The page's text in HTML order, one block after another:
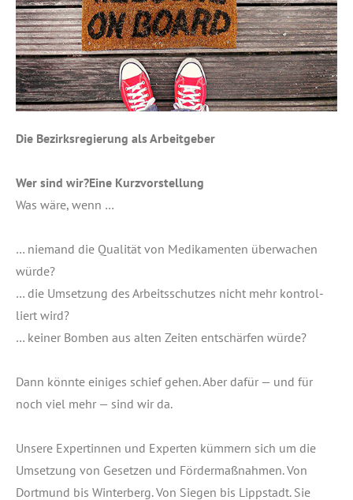
Die Bezirks­re­gie­rung als Arbeitgeber
Wer sind wir?Eine Kurz­vor­stel­lung
Was wäre, wenn …
… nie­mand die Qua­li­tät von Medi­ka­men­ten über­wa­chen
wür­de?
… die Umset­zung des Arbeits­schut­zes nicht mehr kon­trol­
liert wird?
… kei­ner Bom­ben aus alten Zei­ten ent­schär­fen würde?
Dann könn­te eini­ges schief gehen. Aber dafür — und für
noch viel mehr — sind wir da.
Unse­re Exper­tin­nen und Exper­ten küm­mern sich um die
Umset­zung von Geset­zen und För­der­maß­nah­men. Von
Dort­mund bis Win­ter­berg. Von Sie­gen bis Lipp­stadt. Sie